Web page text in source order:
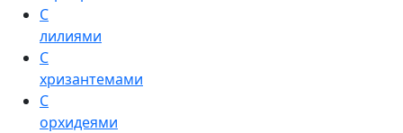
С
лилиями
С
хризантемами
С
орхидеями